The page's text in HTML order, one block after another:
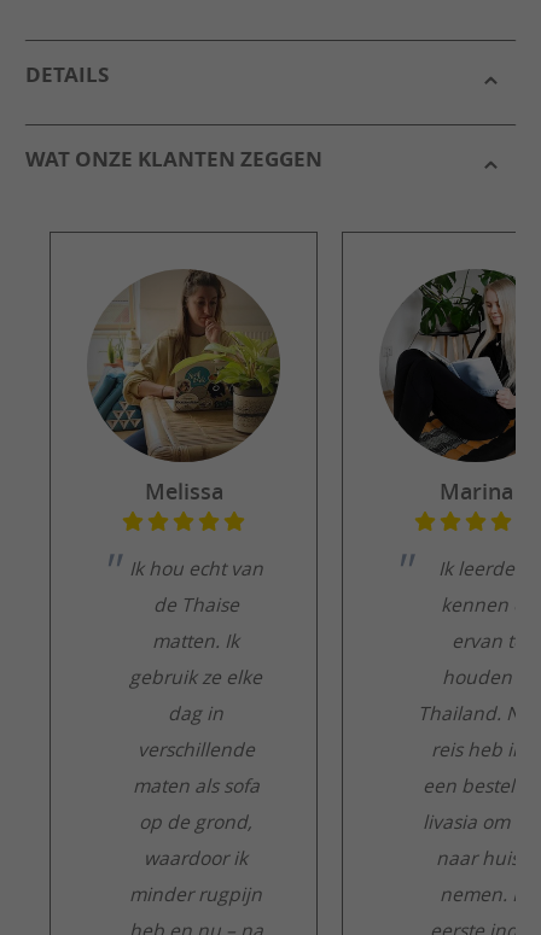
DETAILS
WAT ONZE KLANTEN ZEGGEN
Ik leerde ze
kennen en
ervan te
houden in
Thailand. Na
reis heb ik
een besteld
livasia om
naar huis te
nemen. De
Marina
Ik hou echt van
de Thaise
matten. Ik
gebruik ze elke
dag in
verschillende
maten als sofa
op de grond,
waardoor ik
minder rugpijn
Melissa